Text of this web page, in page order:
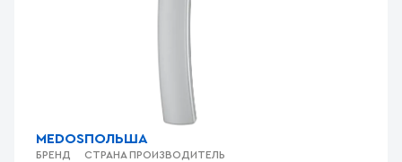
MEDOS
БРЕНД
ПОЛЬША
СТРАНА ПРОИЗВОДИТЕЛЬ